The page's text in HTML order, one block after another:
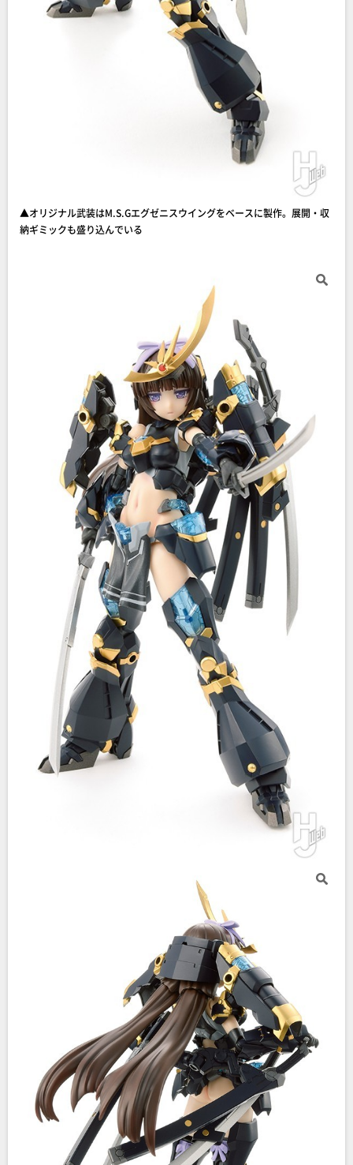
▲オリジナル武装はM.S.Gエグゼニスウイングをベースに製作。展開・収
納ギミックも盛り込んでいる